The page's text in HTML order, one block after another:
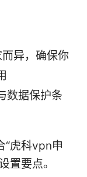
异，确保你
数据保护条
“虎科vpn申
置要点。